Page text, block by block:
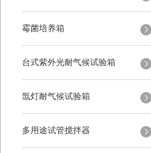
霉菌培养箱
台式紫外光耐气候试验箱
氙灯耐气候试验箱
多用途试管搅拌器